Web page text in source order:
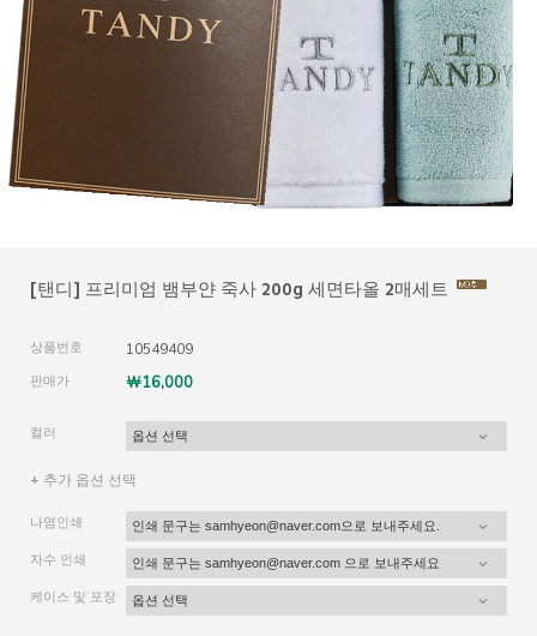
[탠디] 프리미엄 뱀부얀 죽사 200g 세면타올 2매세트
상품번호 10549409
판매가 ￦16,000
컬러
+ 추가 옵션 선택
나염인쇄
자수 인쇄
케이스 및 포장